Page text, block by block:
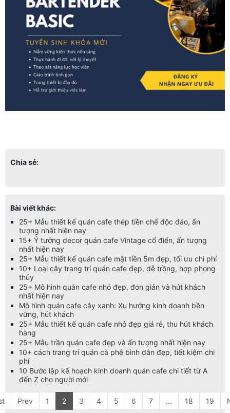
Chia sẻ:
Bài viết khác:
25+ Mẫu thiết kế quán cafe thép tiền chế độc đáo, ấn
tượng nhất hiện nay
15+ Ý tưởng decor quán cafe Vintage cổ điển, ấn tượng
nhất hiện nay
25+ Mẫu thiết kế quán cafe mặt tiền 5m đẹp, tối ưu chi phí
10+ Loại cây trang trí quán cafe đẹp, dễ trồng, hợp phong
thủy
25+ Mô hình quán cafe nhỏ đẹp, đơn giản và hút khách
nhất hiện nay
Mô hình quán cafe cây xanh: Xu hướng kinh doanh bền
vững, hút khách
25+ Mẫu thiết kế quán cafe nhỏ đẹp giá rẻ, thu hút khách
hàng
25+ Mẫu trần quán cafe đẹp và ấn tượng nhất hiện nay
10+ cách trang trí quán cà phê bình dân đẹp, tiết kiệm chi
phí
10 Bước lập kế hoạch kinh doanh quán cafe chi tiết từ A
đến Z cho người mới
Prev 1 2 3 4 5 6 7 ... 18 19